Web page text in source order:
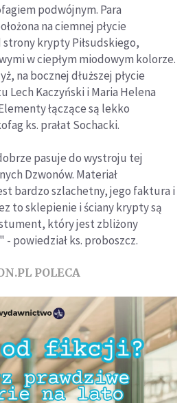
podwójnym. Para
na ciemnej płycie
krypty Piłsudskiego,
w ciepłym miodowym kolorze.
na bocznej dłuższej płycie
Lech Kaczyński i Maria Helena
łączące są lekko
ks. prałat Sochacki.
pasuje do wystroju tej
Dzwonów. Materiał
bardzo szlachetny, jego faktura i
to sklepienie i ściany krypty są
który jest zbliżony
powiedział ks. proboszcz.
POLECA